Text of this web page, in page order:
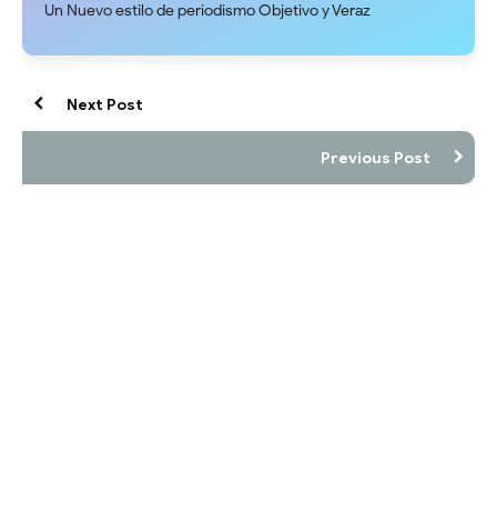
Un Nuevo estilo de periodismo Objetivo y Veraz
Next Post
Previous Post